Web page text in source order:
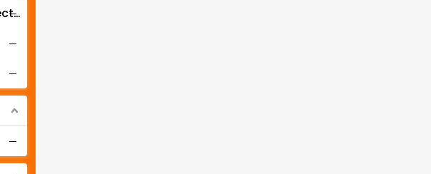
Tractor de remolque eléctrico